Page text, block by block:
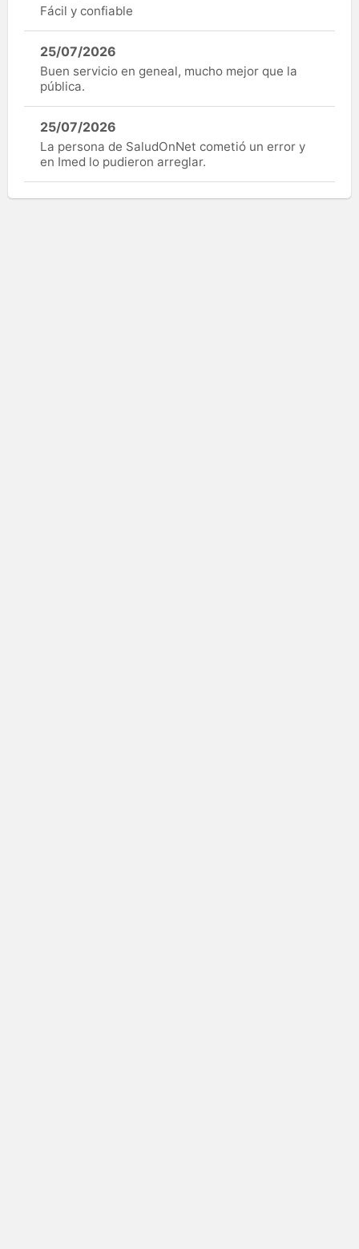
Fácil y confiable
25/07/2026
Buen servicio en geneal, mucho mejor que la
pública.
25/07/2026
La persona de SaludOnNet cometió un error y
en Imed lo pudieron arreglar.